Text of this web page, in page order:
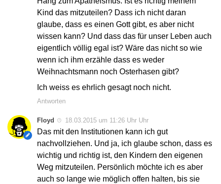
Kind das mitzuteilen? Dass ich nicht daran
glaube, dass es einen Gott gibt, es aber nicht
wissen kann? Und dass das für unser Leben auch
eigentlich völlig egal ist? Wäre das nicht so wie
wenn ich ihm erzähle dass es weder
Weihnachtsmann noch Osterhasen gibt?
Ich weiss es ehrlich gesagt noch nicht.
Antworten
Floyd 18.03.2015 um 11:26 Uhr Uhr
Das mit den Institutionen kann ich gut
nachvollziehen. Und ja, ich glaube schon, dass es
wichtig und richtig ist, den Kindern den eigenen
Weg mitzuteilen. Persönlich möchte ich es aber
auch so lange wie möglich offen halten, bis sie